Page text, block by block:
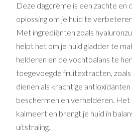
Deze dagcrème is een zachte en
oplossing om je huid te
Met ingrediënten zoals
helpt het om je huid gladder te
helderen en de vochtbalans te
toegevoegde fruitextracten,
dienen als krachtige antioxidanten
beschermen en verhelderen.
kalmeert en brengt je huid in
uitstraling.